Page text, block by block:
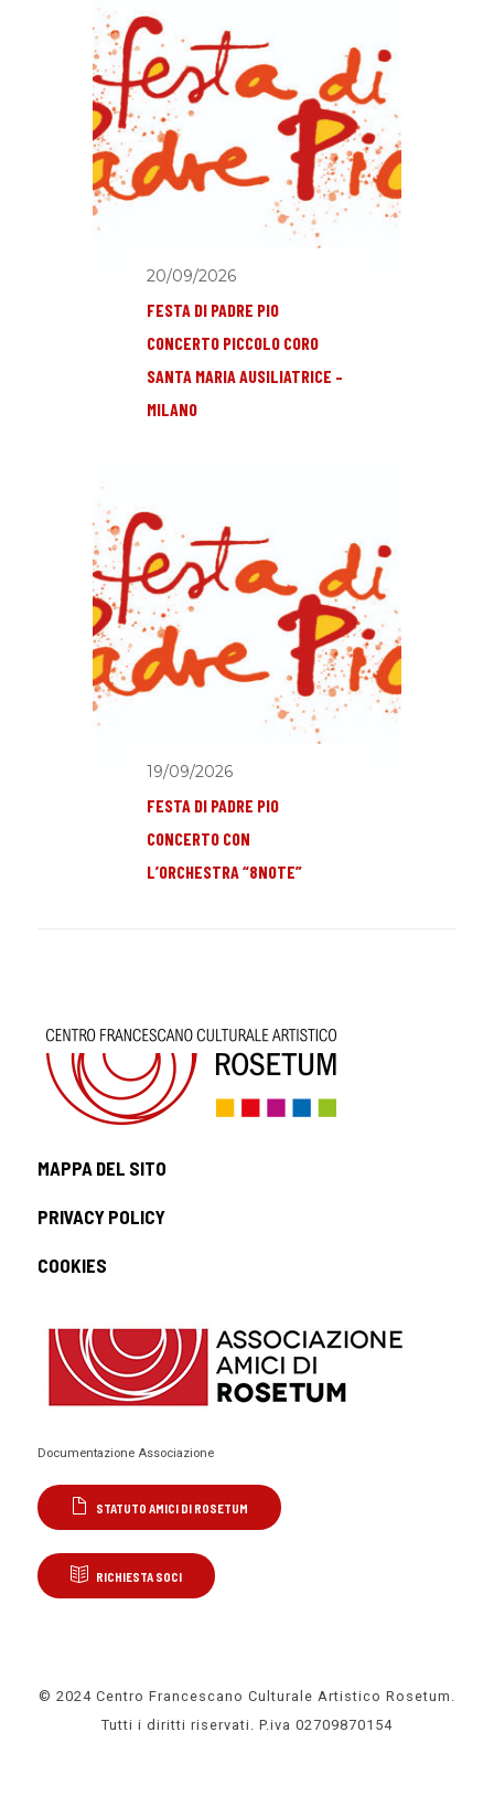
20/09/2026
FESTA DI PADRE PIO
CONCERTO PICCOLO CORO
SANTA MARIA AUSILIATRICE –
MILANO
19/09/2026
FESTA DI PADRE PIO
CONCERTO CON
L’ORCHESTRA “8NOTE”
MAPPA DEL SITO
PRIVACY POLICY
COOKIES
Documentazione Associazione
STATUTO AMICI DI ROSETUM
RICHIESTA SOCI
© 2024 Centro Francescano Culturale Artistico Rosetum.
Tutti i diritti riservati. P.iva 02709870154